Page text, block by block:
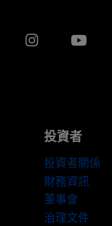
Instagram
投資者
投資者關係
財務資訊
董事會
治理文件